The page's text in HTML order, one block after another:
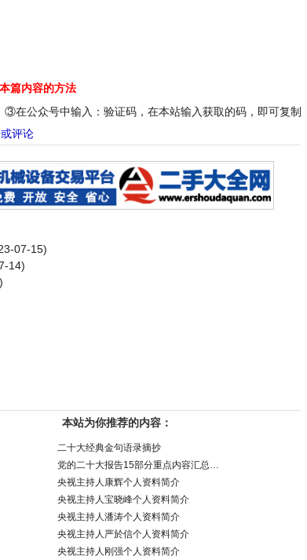
篇内容的方法
公众号中输入：验证码，在本站输入获取的码，即可复制；
评论
07-15)
14)
本站为你推荐的内容：
二十大经典金句语录摘抄
党的二十大报告15部分重点内容汇总…
央视主持人康辉个人资料简介
央视主持人宝晓峰个人资料简介
央视主持人潘涛个人资料简介
央视主持人严於信个人资料简介
央视主持人刚强个人资料简介